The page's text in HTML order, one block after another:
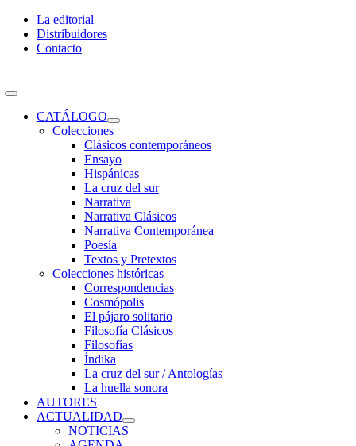
Skip
content
La editorial
Distribuidores
Contacto
Toggle
NavigationCATÁLOGO
Colecciones
Clásicos contemporáneos
Ensayo
Hispánicas
La cruz del sur
Narrativa
Narrativa Clásicos
Narrativa Contemporánea
Poesía
Textos y Pretextos
Colecciones históricas
Correspondencias
Cosmópolis
El pájaro solitario
Filosofía Clásicos
Filosofías
Índika
La cruz del sur / Antologías
La huella sonora
AUTORES
ACTUALIDAD
NOTICIAS